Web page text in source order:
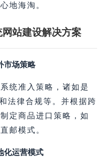
地海淘。
站建设解决方案
市场策略
统准入策略，诸如是
法律合规等。并根据跨
定商品进口策略，如
邮模式。
化运营模式